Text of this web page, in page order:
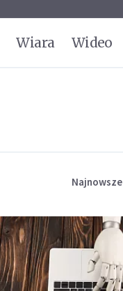
Wiara Wideo
Najnowsze